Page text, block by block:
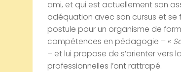
ami, et qui est actuellement son
adéquation avec son cursus et
postule pour un organisme de
compétences en pédagogie – «
– et lui propose de s’orienter vers
professionnelles l’ont rattrapé.